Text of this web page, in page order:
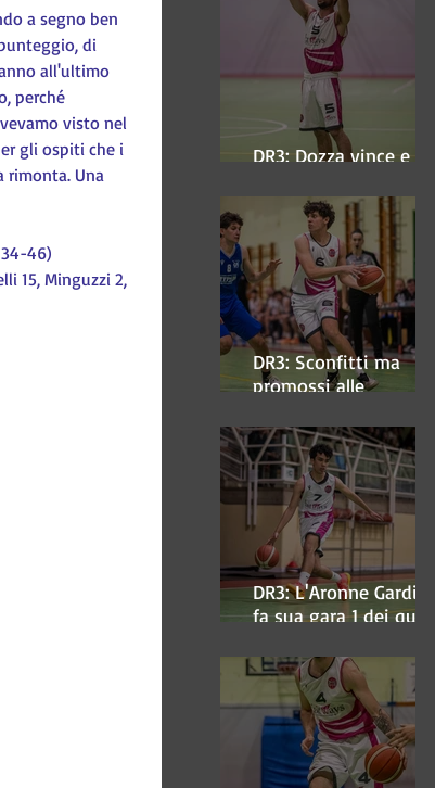
a segno ben
di
all'ultimo
perché
visto nel
gli ospiti che i
rimonta. Una
46)
15, Minguzzi 2,
DR3: Dozza vince e
DR3: Sconfitti ma
promossi alle
DR3: L'Aronne Gardini
fa sua gara 1 dei quarti